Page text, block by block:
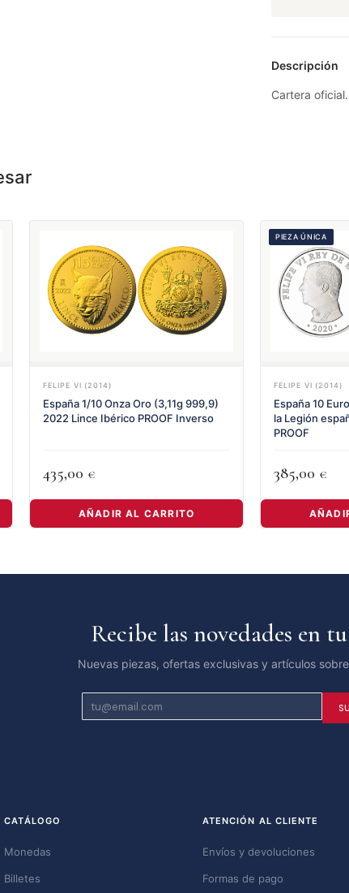
Descripción
Cartera
FELIPE VI (2014)
España 1/10 Onza Oro (3,11g 999,9)
2022 Lince Ibérico PROOF Inverso
435,00 €
AÑADIR AL CARRITO
PIEZA ÚNICA
FELIPE VI (2014)
España 10
la Legión
PROOF
385,00 €
Recibe las novedades en
Nuevas piezas, ofertas exclusivas y artículos
CATÁLOGO
Monedas
Billetes
ATENCIÓN AL CLIENTE
Envíos y devoluciones
Formas de pago